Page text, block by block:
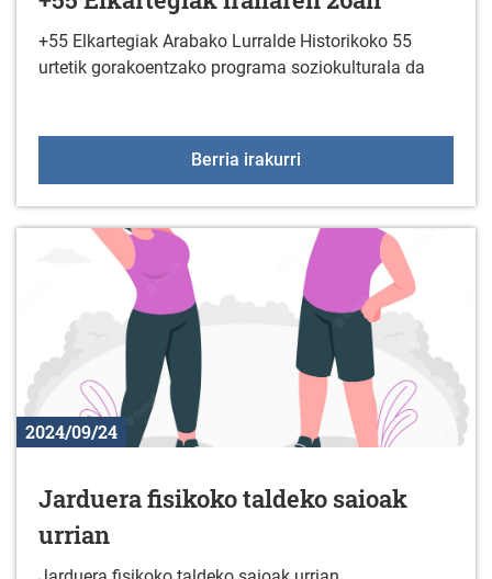
+55 Elkartegiak Arabako Lurralde Historikoko 55
urtetik gorakoentzako programa soziokulturala da
Berria irakurri
2024/09/24
Jarduera fisikoko taldeko saioak
urrian